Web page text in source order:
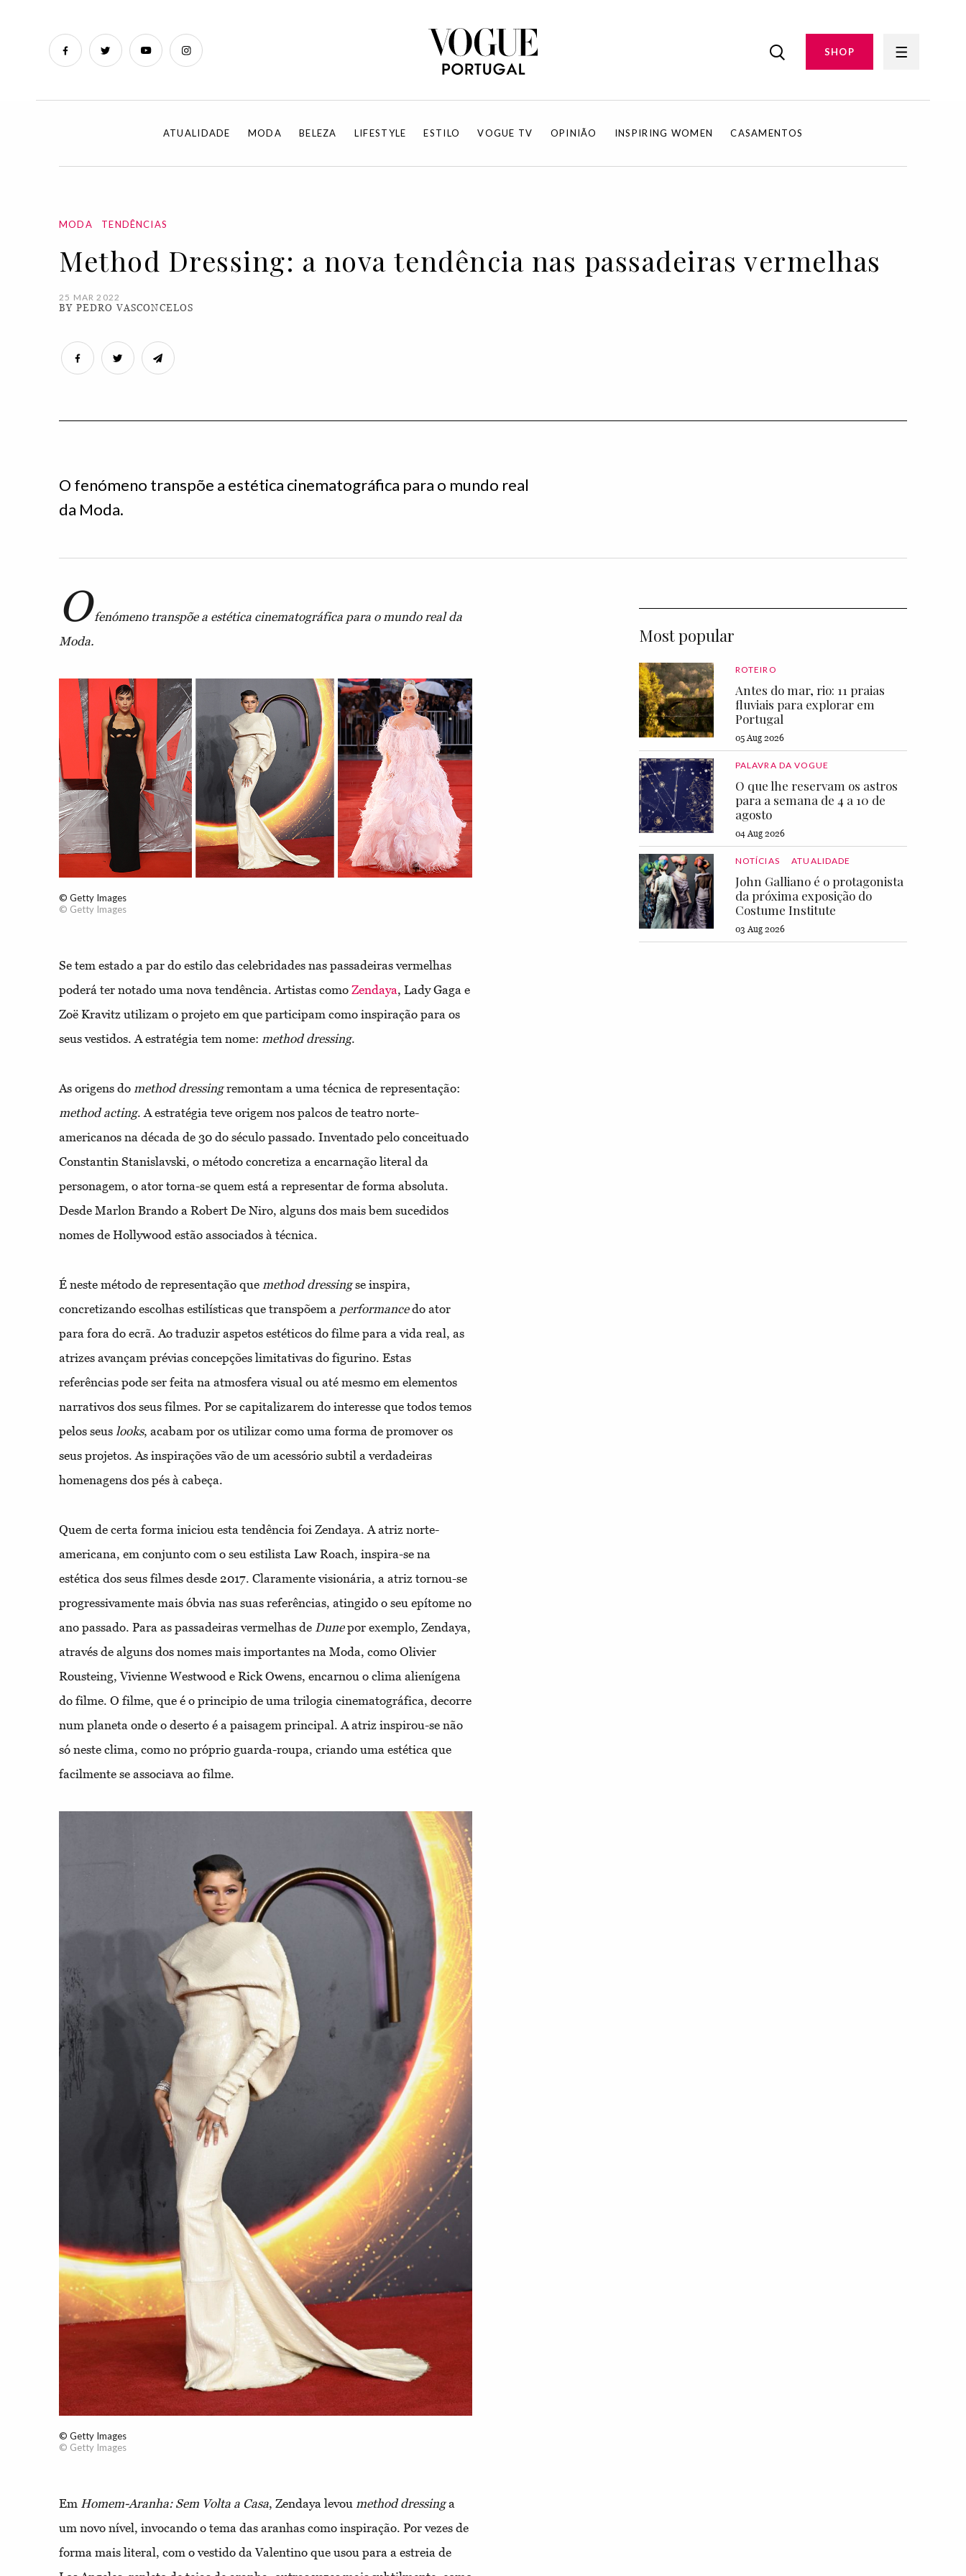
SHOP
ATUALIDADE MODA BELEZA LIFESTYLE ESTILO VOGUE TV OPINIÃO INSPIRING WOMEN CASAMENTOS
MODA TENDÊNCIAS
Method Dressing: a nova tendência nas passadeiras vermelhas
25 MAR 2022
BY PEDRO VASCONCELOS
O fenómeno transpõe a estética cinematográfica para o mundo real
da Moda.
O fenómeno transpõe a estética cinematográfica para o mundo real da
Moda.
© Getty Images
© Getty Images
Se tem estado a par do estilo das celebridades nas passadeiras vermelhas
poderá ter notado uma nova tendência. Artistas como Zendaya, Lady Gaga e
Zoë Kravitz utilizam o projeto em que participam como inspiração para os
seus vestidos. A estratégia tem nome: method dressing.
As origens do method dressingremontam a uma técnica de representação:
method acting. A estratégia teve origem nos palcos de teatro norte-
americanos na década de 30 do século passado. Inventado pelo conceituado
Constantin Stanislavski, o método concretiza a encarnação literal da
personagem, o ator torna-se quem está a representar de forma absoluta.
Desde Marlon Brando a Robert De Niro, alguns dos mais bem sucedidos
nomes de Hollywood estão associados à técnica.
É neste método de representação que method dressingse inspira,
concretizando escolhas estilísticas que transpõem a performancedo ator
para fora do ecrã. Ao traduzir aspetos estéticos do filme para a vida real, as
atrizes avançam prévias concepções limitativas do figurino. Estas
referências pode ser feita na atmosfera visual ou até mesmo em elementos
narrativos dos seus filmes. Por se capitalizarem do interesse que todos temos
pelos seus looks, acabam por os utilizar como uma forma de promover os
seus projetos. As inspirações vão de um acessório subtil a verdadeiras
homenagens dos pés à cabeça.
Quem de certa forma iniciou esta tendência foi Zendaya. A atriz norte-
americana, em conjunto com o seu estilista Law Roach, inspira-se na
estética dos seus filmes desde 2017. Claramente visionária, a atriz tornou-se
progressivamente mais óbvia nas suas referências, atingido o seu epítome no
ano passado. Para as passadeiras vermelhas de Dunepor exemplo, Zendaya,
através de alguns dos nomes mais importantes na Moda, como Olivier
Rousteing, Vivienne Westwood e Rick Owens, encarnou o clima alienígena
do filme. O filme, que é o principio de uma trilogia cinematográfica, decorre
num planeta onde o deserto é a paisagem principal. A atriz inspirou-se não
só neste clima, como no próprio guarda-roupa, criando uma estética que
facilmente se associava ao filme.
© Getty Images
© Getty Images
Em Homem-Aranha: Sem Volta a Casa, Zendaya levou method dressinga
um novo nível, invocando o tema das aranhas como inspiração. Por vezes de
forma mais literal, com o vestido da Valentino que usou para a estreia de
Most popular
ROTEIRO
Antes do mar, rio: 11 praias
fluviais para explorar em
Portugal
05 Aug 2026
PALAVRA DA VOGUE
O que lhe reservam os astros
para a semana de 4 a 10 de
agosto
04 Aug 2026
NOTÍCIAS ATUALIDADE
John Galliano é o protagonista
da próxima exposição do
Costume Institute
03 Aug 2026